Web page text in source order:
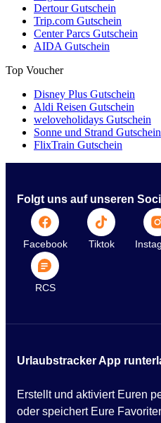
Dertour Gutschein
Trip.com Gutschein
Center Parcs Gutschein
AIDA Gutschein
Top Voucher
Disney Plus Gutschein
Aldi Reisen Gutschein
weloveholidays Gutschein
Sonne und Strand Gutschein
FlixTrain Gutschein